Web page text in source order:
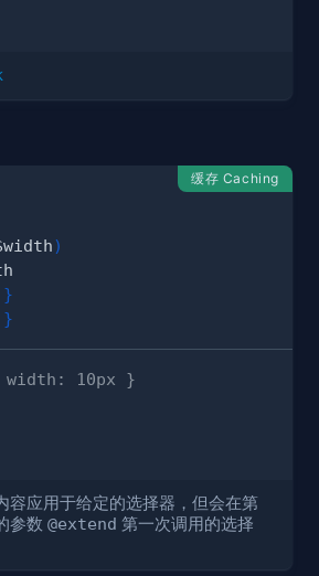
缓存 Caching
)
}
}
10px }
容应用于给定的选择器，但会在第
参数@extend 第一次调用的选择